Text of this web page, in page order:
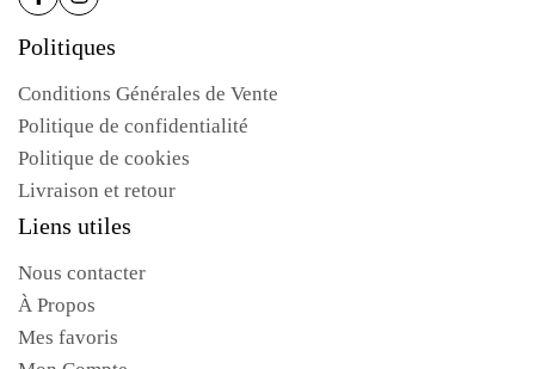
Politiques
Conditions Générales de Vente
Politique de confidentialité
Politique de cookies
Livraison et retour
Liens utiles
Nous contacter
À Propos
Mes favoris